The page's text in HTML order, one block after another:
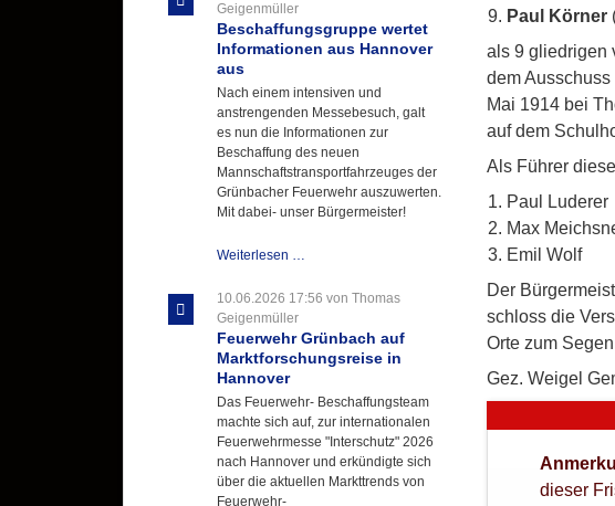
Paul Körner
als 9 gliedrigen
dem
Mai 1914 bei
auf dem
Als Führer
Paul Luderer
Max
Emil Wolf
Der
schloss die
Orte zum
Gez. Weigel
dieser
Geigenmüller
Beschaffungsgruppe wertet
Informationen aus Hannover
aus
Nach einem intensiven und
anstrengenden Messebesuch, galt
es nun die Informationen zur
Beschaffung des neuen
Mannschaftstransportfahrzeuges der
Grünbacher Feuerwehr auszuwerten.
Mit dabei- unser Bürgermeister!
Weiterlesen …
Informationen
Hannover
aus
10.06.2026 17:56 von Thomas
Geigenmüller
Feuerwehr Grünbach auf
Marktforschungsreise in
Hannover
Das Feuerwehr- Beschaffungsteam
machte sich auf, zur internationalen
Feuerwehrmesse "Interschutz" 2026
nach Hannover und erkündigte sich
über die aktuellen Markttrends von
Feuerwehr-